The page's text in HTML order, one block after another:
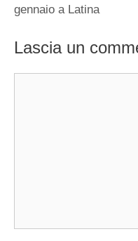
gennaio a Latina
Lascia un